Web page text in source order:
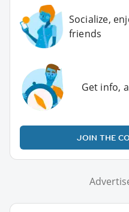
Socialize,
friends
Get info,
JOIN THE